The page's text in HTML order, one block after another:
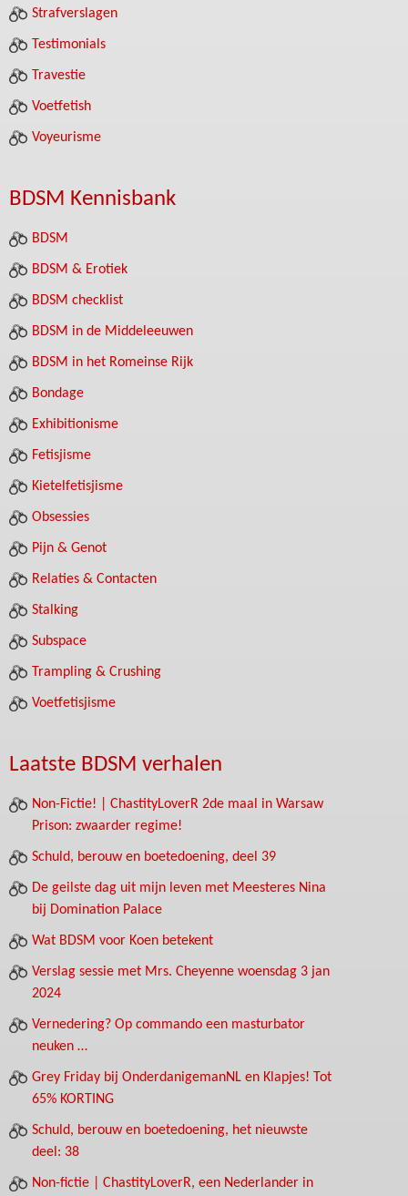
Strafverslagen
Testimonials
Travestie
Voetfetish
Voyeurisme
BDSM Kennisbank
BDSM
BDSM & Erotiek
BDSM checklist
BDSM in de Middeleeuwen
BDSM in het Romeinse Rijk
Bondage
Exhibitionisme
Fetisjisme
Kietelfetisjisme
Obsessies
Pijn & Genot
Relaties & Contacten
Stalking
Subspace
Trampling & Crushing
Voetfetisjisme
Laatste BDSM verhalen
Non-Fictie! | ChastityLoverR 2de maal in Warsaw
Prison: zwaarder regime!
Schuld, berouw en boetedoening, deel 39
De geilste dag uit mijn leven met Meesteres Nina
bij Domination Palace
Wat BDSM voor Koen betekent
Verslag sessie met Mrs. Cheyenne woensdag 3 jan
2024
Vernedering? Op commando een masturbator
neuken …
Grey Friday bij OnderdanigemanNL en Klapjes! Tot
65% KORTING
Schuld, berouw en boetedoening, het nieuwste
deel: 38
Non-fictie | ChastityLoverR, een Nederlander in